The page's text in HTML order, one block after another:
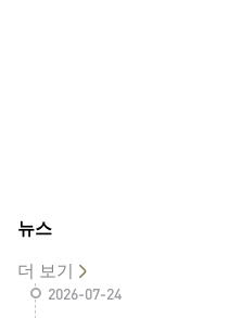
뉴스
더 보기
2026-07-24